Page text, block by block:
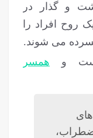
و گذار در
روح افراد را
می شوند.
و همسر